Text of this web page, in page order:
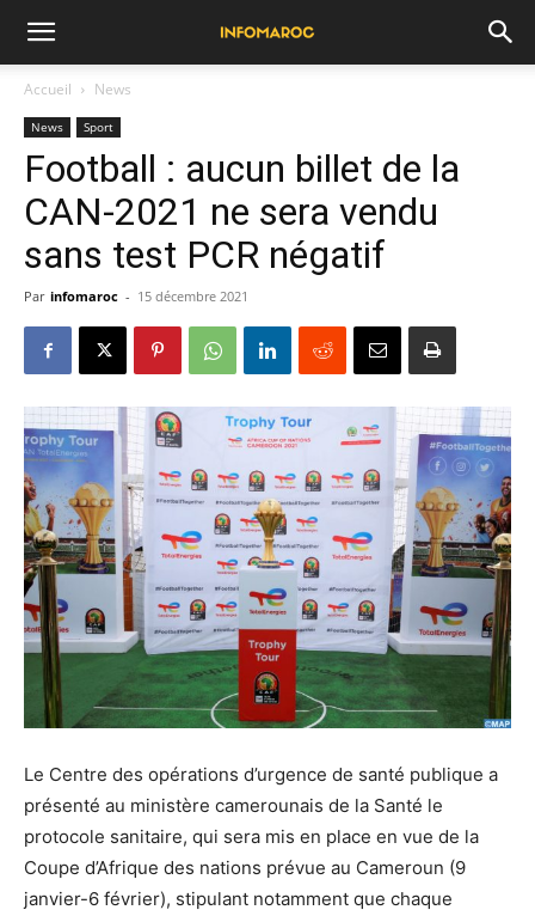
Accueil News
News Sport
Football : aucun billet de la
CAN-2021 ne sera vendu
sans test PCR négatif
Par infomaroc - 15 décembre 2021
Le Centre des opérations d’urgence de santé publique a
présenté au ministère camerounais de la Santé le
protocole sanitaire, qui sera mis en place en vue de la
Coupe d’Afrique des nations prévue au Cameroun (9
janvier-6 février), stipulant notamment que chaque